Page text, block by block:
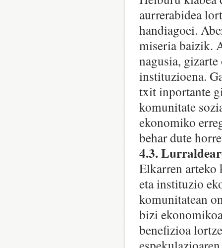
aurrerabidea
handiagoei.
miseria baizik.
nagusia,
instituzioena.
txit inportante
komunitate
ekonomiko
behar dute
4.3.
Elkarren arteko
eta instituzio
komunitatean
bizi
benefizioa